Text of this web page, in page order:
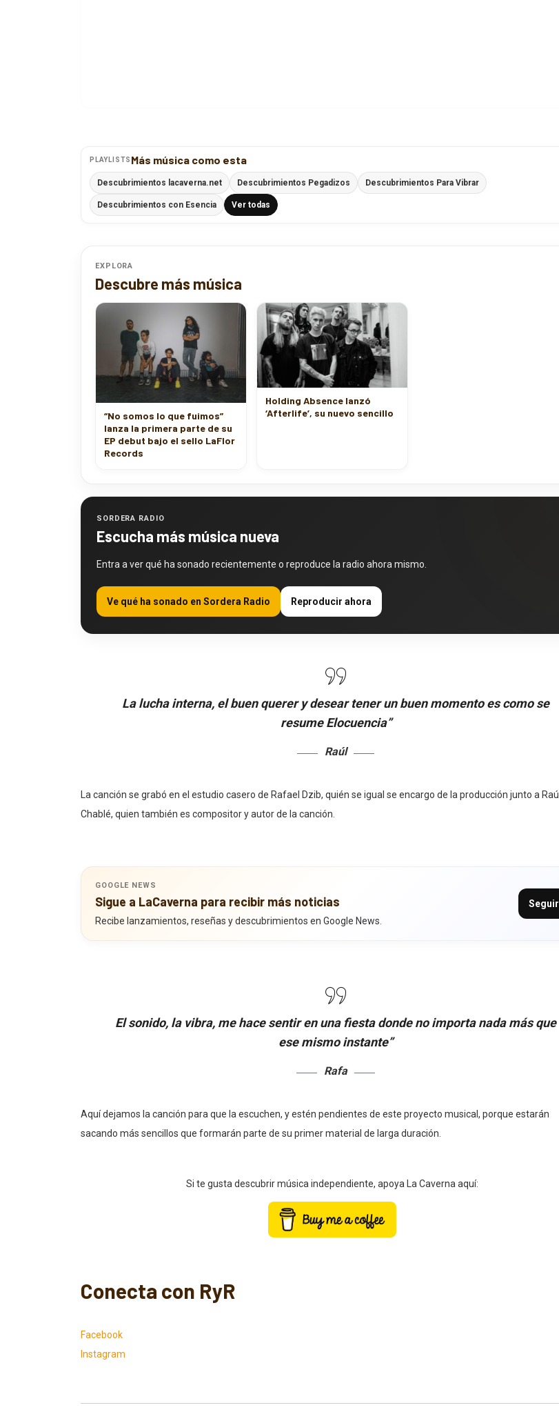
PLAYLISTS Más música como esta
Descubrimientos lacaverna.net Descubrimientos Pegadizos Descubrimientos Para Vibrar
Descubrimientos con Esencia Ver todas
EXPLORA
Descubre más música
“No somos lo que fuimos”
lanza la primera parte de su
EP debut bajo el sello LaFlor
Records
Holding Absence lanzó
‘Afterlife’, su nuevo sencillo
SORDERA RADIO
Escucha más música nueva
Entra a ver qué ha sonado recientemente o reproduce la radio ahora mismo.
Ve qué ha sonado en Sordera Radio Reproducir ahora
La lucha interna, el buen querer y desear tener un buen momento es como se
resume Elocuencia”
Raúl
La canción se grabó en el estudio casero de Rafael Dzib, quién se igual se encargo de la producción junto a Raúl
Chablé, quien también es compositor y autor de la canción.
GOOGLE NEWS
Sigue a LaCaverna para recibir más noticias
Recibe lanzamientos, reseñas y descubrimientos en Google News.
Seguir
El sonido, la vibra, me hace sentir en una fiesta donde no importa nada más que
ese mismo instante”
Rafa
Aquí dejamos la canción para que la escuchen, y estén pendientes de este proyecto musical, porque estarán
sacando más sencillos que formarán parte de su primer material de larga duración.
Si te gusta descubrir música independiente, apoya La Caverna aquí:
Conecta con RyR
Facebook
Instagram